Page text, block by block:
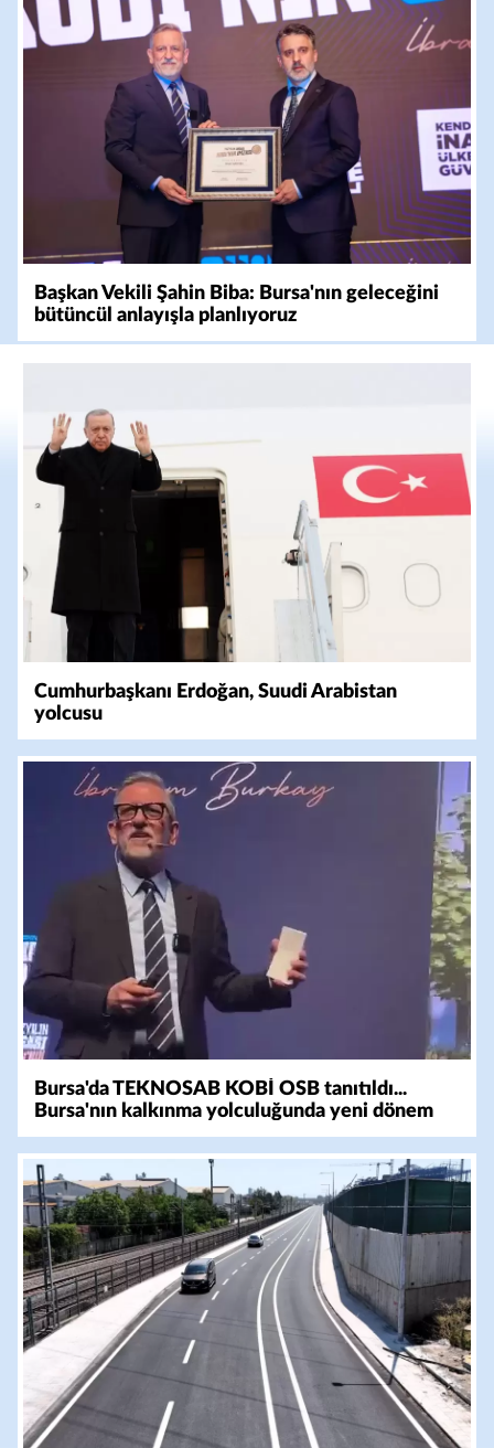
Başkan Vekili Şahin Biba: Bursa'nın geleceğini
bütüncül anlayışla planlıyoruz
Cumhurbaşkanı Erdoğan, Suudi Arabistan
yolcusu
Bursa'da TEKNOSAB KOBİ OSB tanıtıldı...
Bursa'nın kalkınma yolculuğunda yeni dönem